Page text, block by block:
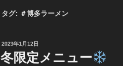
タグ: ＃博多ラーメン
投
稿
日:
2023年1月12日
冬限定メニュー